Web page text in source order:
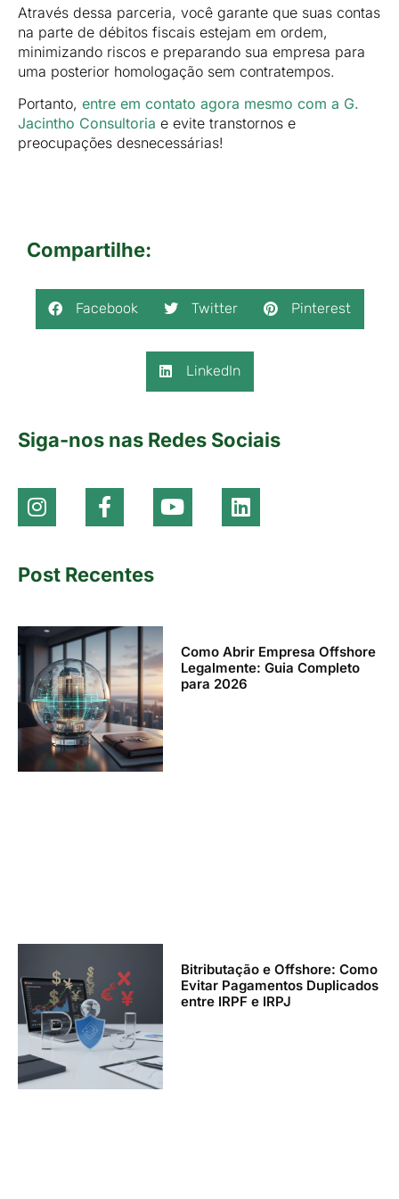
Através dessa parceria, você garante que suas contas
na parte de débitos fiscais estejam em ordem,
minimizando riscos e preparando sua empresa para
uma posterior homologação sem contratempos.
Portanto, entre em contato agora mesmo com a G.
Jacintho Consultoria e evite transtornos e
preocupações desnecessárias!
Compartilhe:
Facebook Twitter Pinterest
LinkedIn
Siga-nos nas Redes Sociais
Post Recentes
Como Abrir Empresa Offshore
Legalmente: Guia Completo
para 2026
Bitributação e Offshore: Como
Evitar Pagamentos Duplicados
entre IRPF e IRPJ